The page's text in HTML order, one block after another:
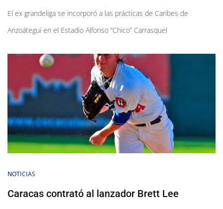
El ex grandeliga se incorporó a las prácticas de Caribes de
Anzoátegui en el Estadio Alfonso “Chico” Carrasquel
NOTICIAS
Caracas contrató al lanzador Brett Lee